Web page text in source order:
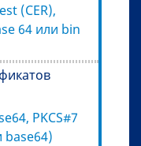
(CER),
64 или bin
PKCS#7
base64)